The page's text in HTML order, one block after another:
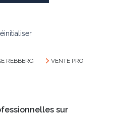
REBBERG
VENTE PRO
sur